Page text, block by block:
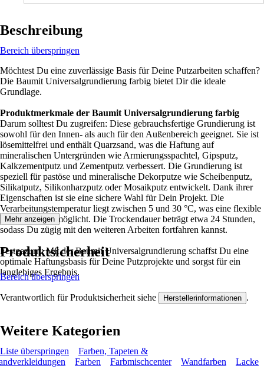
Beschreibung
Bereich überspringen
Möchtest Du eine zuverlässige Basis für Deine Putzarbeiten schaffen?
Die Baumit Universalgrundierung farbig bietet Dir die ideale
Grundlage.
Produktmerkmale der Baumit Universalgrundierung farbig
Darum solltest Du zugreifen: Diese gebrauchsfertige Grundierung ist
sowohl für den Innen- als auch für den Außenbereich geeignet. Sie ist
lösemittelfrei und enthält Quarzsand, was die Haftung auf
mineralischen Untergründen wie Armierungsspachtel, Gipsputz,
Kalkzementputz und Zementputz verbessert. Die Grundierung ist
speziell für pastöse und mineralische Dekorputze wie Scheibenputz,
Silikatputz, Silikonharzputz oder Mosaikputz entwickelt. Dank ihrer
Eigenschaften ist sie eine sichere Wahl für Dein Projekt. Die
Verarbeitungstemperatur liegt zwischen 5 und 30 °C, was eine flexible
Anwendung ermöglicht. Die Trockendauer beträgt etwa 24 Stunden,
sodass Du zügig mit den weiteren Arbeiten fortfahren kannst.
Festgezurrt: Mit der Baumit Universalgrundierung schaffst Du eine
optimale Haftungsbasis für Deine Putzprojekte und sorgst für ein
langlebiges Ergebnis.
Mehr anzeigen
Produktsicherheit
Bereich überspringen
Verantwortlich für Produktsicherheit siehe Herstellerinformationen .
Weitere Kategorien
Liste überspringen
Farben, Tapeten &
Farben Farbmischcenter Wandfarben
Lacke